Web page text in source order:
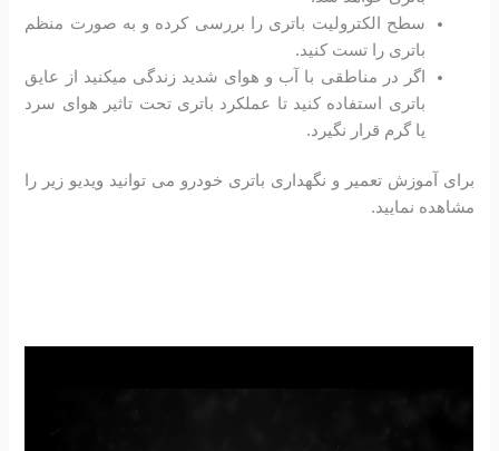
سطح الکترولیت باتری را بررسی کرده و به صورت منظم
باتری را تست کنید.
اگر در مناطقی با آب و هوای شدید زندگی میکنید از عایق
باتری استفاده کنید تا عملکرد باتری تحت تاثیر هوای سرد
یا گرم قرار نگیرد.
برای آموزش تعمیر و نگهداری باتری خودرو می توانید ویدیو زیر را
مشاهده نمایید.